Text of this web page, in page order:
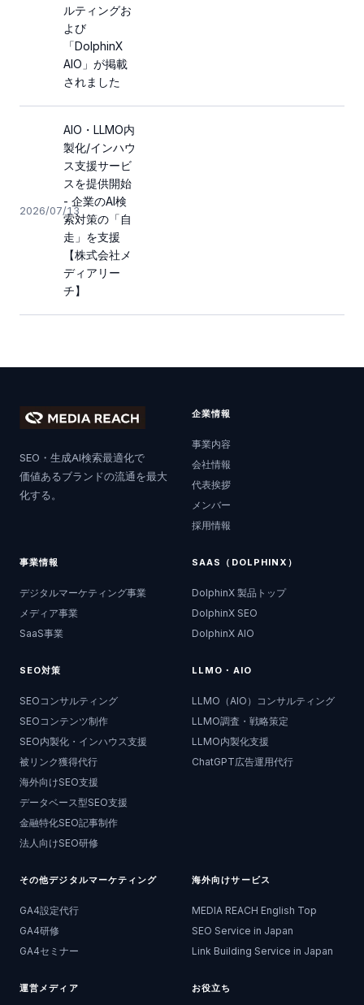
ルティングお
よび
「DolphinX
AIO」が掲載
されました
2026/07/13
AIO・LLMO内
製化/インハウ
ス支援サービ
スを提供開始
- 企業のAI検
索対策の「自
走」を支援
【株式会社メ
ディアリー
チ】
SEO・生成AI検索最適化で
価値あるブランドの流通を最大
化する。
企業情報
事業内容
会社情報
代表挨拶
メンバー
採用情報
事業情報
デジタルマーケティング事業
メディア事業
SaaS事業
SAAS（DOLPHINX）
DolphinX 製品トップ
DolphinX SEO
DolphinX AIO
SEO対策
SEOコンサルティング
SEOコンテンツ制作
SEO内製化・インハウス支援
被リンク獲得代行
海外向けSEO支援
データベース型SEO支援
金融特化SEO記事制作
法人向けSEO研修
LLMO・AIO
LLMO（AIO）コンサルティング
LLMO調査・戦略策定
LLMO内製化支援
ChatGPT広告運用代行
その他デジタルマーケティング
GA4設定代行
GA4研修
GA4セミナー
海外向けサービス
MEDIA REACH English Top
SEO Service in Japan
Link Building Service in Japan
運営メディア お役立ち